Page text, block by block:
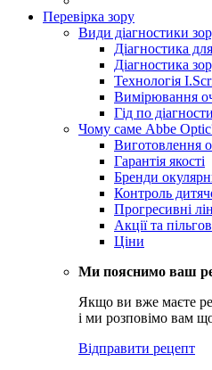
Перевірка зору
Види діагностики
Діагностика
Діагностика
Технологія
Вимірювання
Гід по
Чому саме Abbe
Виготовлення
Гарантія якості
Бренди
Контроль
Прогресивні
Акції та
Ціни
Ми пояснимо ваш
Якщо ви вже маєте
і ми розповімо вам
Відправити рецепт